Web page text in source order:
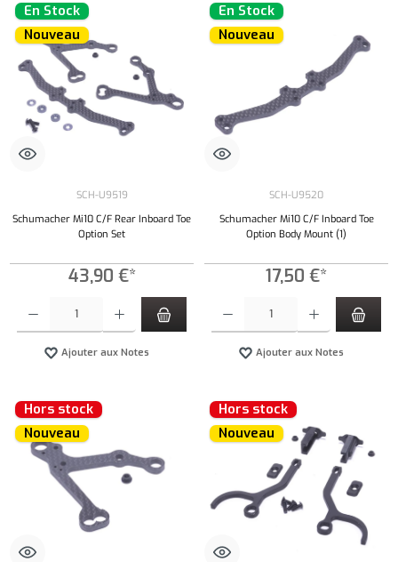
En Stock
Nouveau
SCH-U9519
Schumacher Mi10 C/F Rear Inboard Toe
Option Set
43,90 €*
Ajouter aux Notes
En Stock
Nouveau
SCH-U9520
Schumacher Mi10 C/F Inboard Toe
Option Body Mount (1)
17,50 €*
Ajouter aux Notes
Hors stock
Nouveau
Hors stock
Nouveau